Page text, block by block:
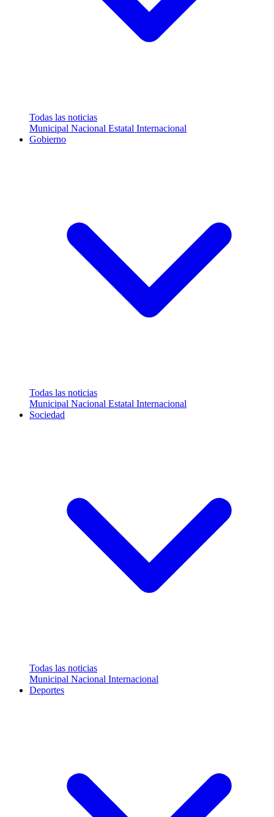
Todas las noticias
Municipal Nacional Estatal Internacional
Gobierno
Todas las noticias
Municipal Nacional Estatal Internacional
Sociedad
Todas las noticias
Municipal Nacional Internacional
Deportes